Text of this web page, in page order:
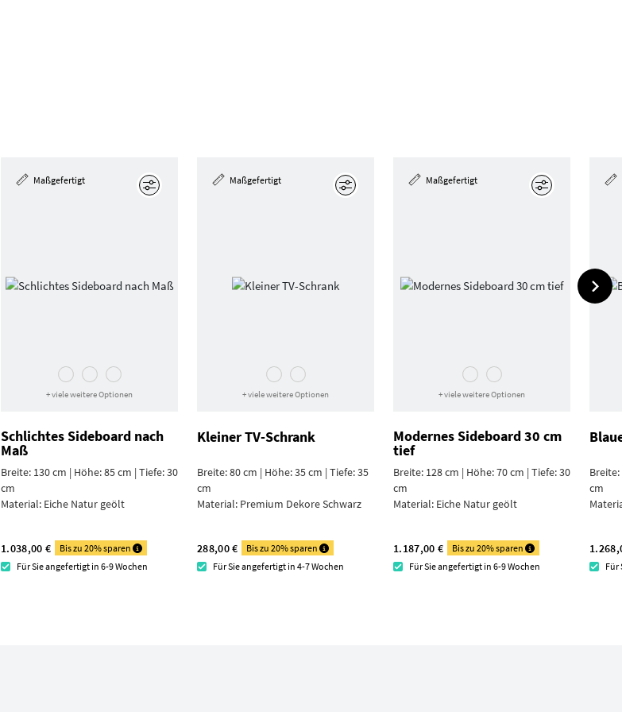
Maßgefertigt
+ viele weitere Optionen
Schlichtes Sideboard nach
Maß
Breite: 130 cm | Höhe: 85 cm | Tiefe: 30
cm
Material: Eiche Natur geölt
1.038,00 €
Bis zu 20% sparen
Für Sie angefertigt in 6-9 Wochen
Maßgefertigt
+ viele weitere Optionen
Kleiner TV-Schrank
Breite: 80 cm | Höhe: 35 cm | Tiefe: 35
cm
Material: Premium Dekore Schwarz
288,00 €
Bis zu 20% sparen
Für Sie angefertigt in 4-7 Wochen
Maßgefertigt
+ viele weitere Optionen
Modernes Sideboard 30 cm
tief
Breite: 128 cm | Höhe: 70 cm | Tiefe: 30
cm
Material: Eiche Natur geölt
1.187,00 €
Bis zu 20% sparen
Für Sie angefertigt in 6-9 Wochen
Breite:
cm
Für